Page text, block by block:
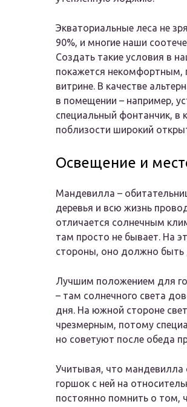
Экваториальные леса не
90%, и многие наши
Создать такие условия в
покажется некомфортным,
витрине. В качестве
в помещении – например,
специальный фонтанчик, в
поблизости широкий
Освещение и
Мандевилла –
деревья и всю жизнь
отличается солнечным
там просто не бывает. На
стороны, оно должно быть
Лучшим положением для
– там солнечного света
дня. На южной стороне
чрезмерным, потому
но советуют после обеда
Учитывая, что мандевилла
горшок с ней на
постоянно помнить о том,